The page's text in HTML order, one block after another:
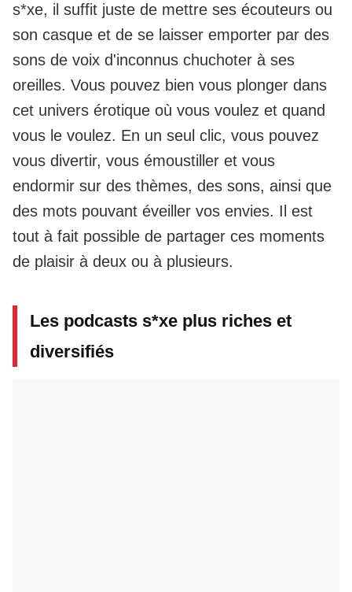
s*xe, il suffit juste de mettre ses écouteurs ou
son casque et de se laisser emporter par des
sons de voix d'inconnus chuchoter à ses
oreilles. Vous pouvez bien vous plonger dans
cet univers érotique où vous voulez et quand
vous le voulez. En un seul clic, vous pouvez
vous divertir, vous émoustiller et vous
endormir sur des thèmes, des sons, ainsi que
des mots pouvant éveiller vos envies. Il est
tout à fait possible de partager ces moments
de plaisir à deux ou à plusieurs.
Les podcasts s*xe plus riches et
diversifiés